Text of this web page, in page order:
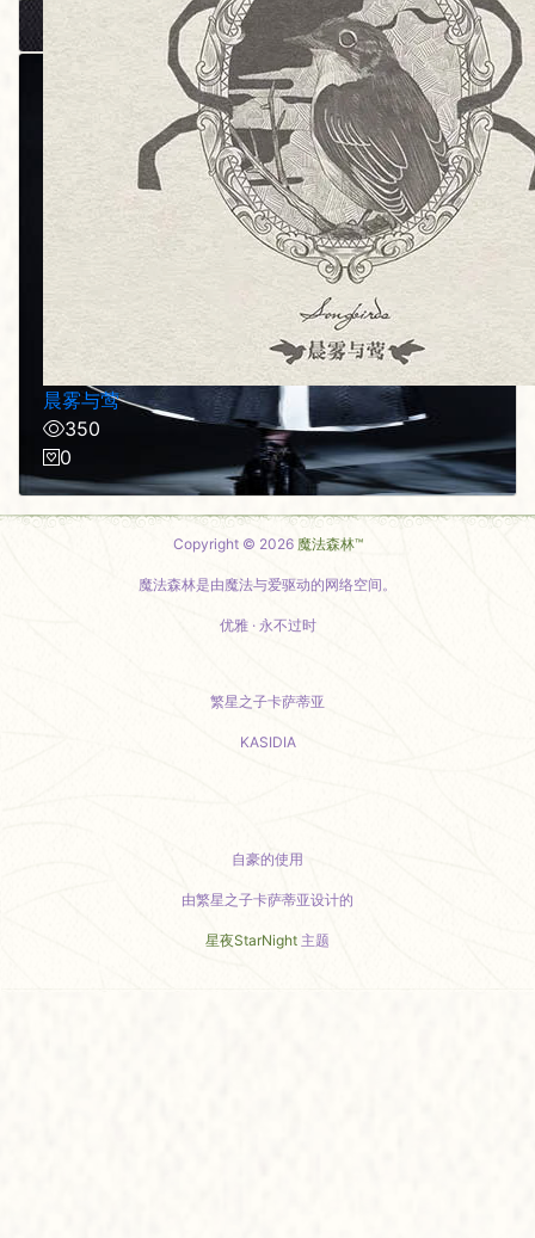
0
晨雾与莺
350
0
Copyright © 2026 魔法森林™
魔法森林是由魔法与爱驱动的网络空间。
优雅 · 永不过时
繁星之子卡萨蒂亚
KASIDIA
自豪的使用
由繁星之子卡萨蒂亚设计的
星夜StarNight 主题